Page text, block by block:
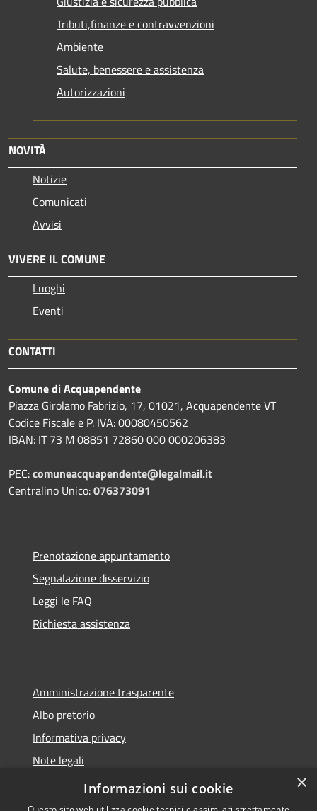
Tributi,finanze e contravvenzioni
Ambiente
Salute, benessere e assistenza
Autorizzazioni
NOVITÀ
Notizie
Comunicati
Avvisi
VIVERE IL COMUNE
Luoghi
Eventi
CONTATTI
Comune di Acquapendente
Piazza Girolamo Fabrizio, 17, 01021, Acquapendente VT
Codice Fiscale e P. IVA: 00080450562
IBAN: IT 73 M 08851 72860 000 000206383
PEC:comuneacquapendente@legalmail.it
Centralino Unico:076373091
Prenotazione appuntamento
Segnalazione disservizio
Leggi le FAQ
Richiesta assistenza
Amministrazione trasparente
Albo pretorio
Informativa privacy
Note legali
Dichiarazione di accessibilità
×
Informazioni sui cookie